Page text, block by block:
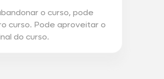
o curso, pode
curso. Pode aproveitar o
do curso.